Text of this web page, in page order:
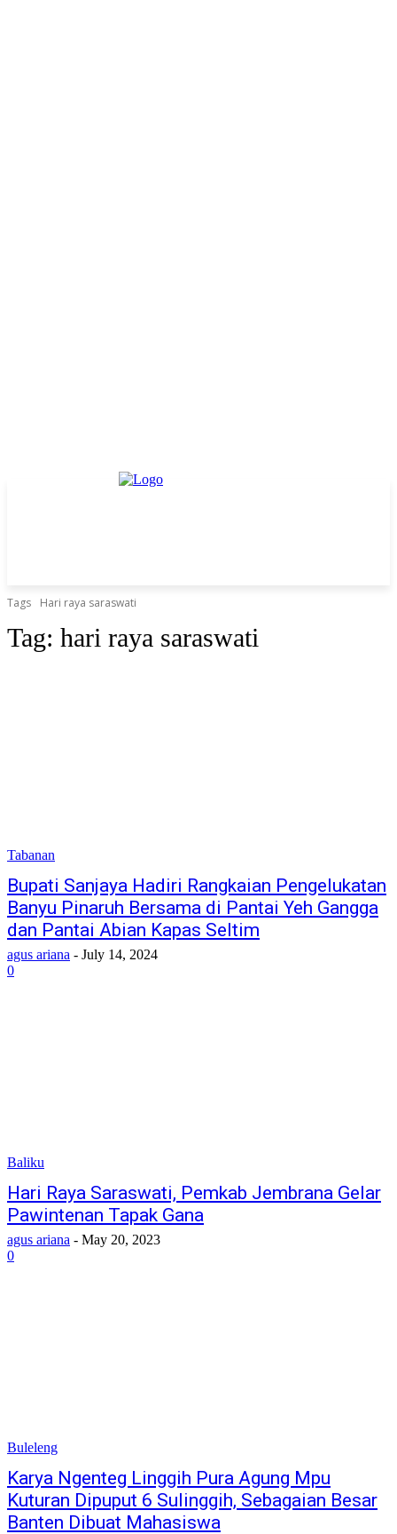
Tags Hari raya saraswati
Tag: hari raya saraswati
Tabanan
Bupati Sanjaya Hadiri Rangkaian Pengelukatan
Banyu Pinaruh Bersama di Pantai Yeh Gangga
dan Pantai Abian Kapas Seltim
agus ariana - July 14, 2024
0
Baliku
Hari Raya Saraswati, Pemkab Jembrana Gelar
Pawintenan Tapak Gana
agus ariana - May 20, 2023
0
Buleleng
Karya Ngenteg Linggih Pura Agung Mpu
Kuturan Dipuput 6 Sulinggih, Sebagaian Besar
Banten Dibuat Mahasiswa